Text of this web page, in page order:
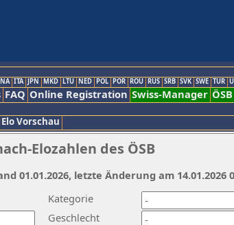
ITA JPN MKD LTU NED POL POR ROU RUS SRB SVK SWE TUR
FAQ Online Registration Swiss-Manager ÖSB
Elo Vorschau
Elozahlen des ÖSB
Kategorie
Geschlecht
01.01.2026, letzte Änderung am